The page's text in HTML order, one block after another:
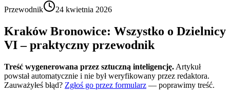
Przewodnik
24 kwietnia 2026
Kraków Bronowice: Wszystko o Dzielnicy
VI – praktyczny przewodnik
Treść wygenerowana przez sztuczną inteligencję. Artykuł
powstał automatycznie i nie był weryfikowany przez redaktora.
Zauważyłeś błąd? Zgłoś go przez formularz — poprawimy treść.